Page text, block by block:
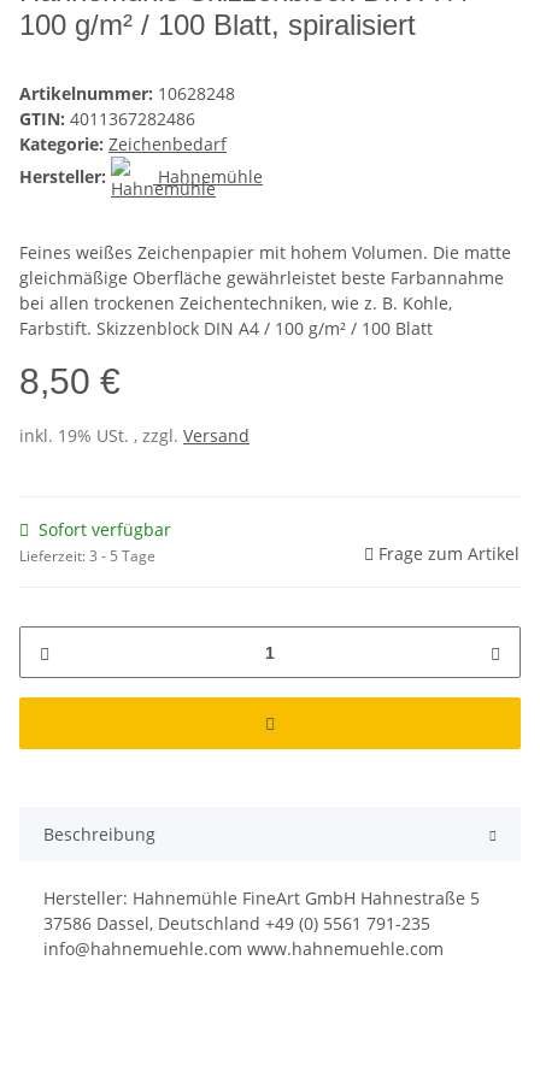
100 g/m² / 100 Blatt, spiralisiert
Artikelnummer: 10628248
GTIN: 4011367282486
Kategorie: Zeichenbedarf
Hersteller:
Hahnemühle
Feines weißes Zeichenpapier mit hohem Volumen. Die matte
gleichmäßige Oberfläche gewährleistet beste Farbannahme
bei allen trockenen Zeichentechniken, wie z. B. Kohle,
Farbstift. Skizzenblock DIN A4 / 100 g/m² / 100 Blatt
8,50 €
inkl. 19% USt. , zzgl. Versand
Sofort verfügbar
Lieferzeit:3 - 5 Tage Frage zum Artikel
Beschreibung
Hersteller: Hahnemühle FineArt GmbH Hahnestraße 5
37586 Dassel, Deutschland +49 (0) 5561 791-235
info@hahnemuehle.com www.hahnemuehle.com